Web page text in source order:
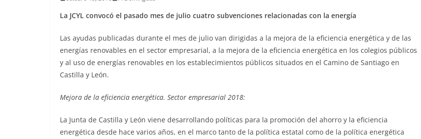
La JCYL convocó el pasado mes de julio cuatro subvenciones relacionadas con la energía
Las ayudas publicadas durante el mes de julio van dirigidas a la mejora de la eficiencia energética y de las
energías renovables en el sector empresarial, a la mejora de la eficiencia energética en los colegios públicos
y al uso de energías renovables en los establecimientos públicos situados en el Camino de Santiago en
Castilla y León.
Mejora de la eficiencia energética. Sector empresarial 2018:
La Junta de Castilla y León viene desarrollando políticas para la promoción del ahorro y la eficiencia
energética desde hace varios años, en el marco tanto de la política estatal como de la política energética